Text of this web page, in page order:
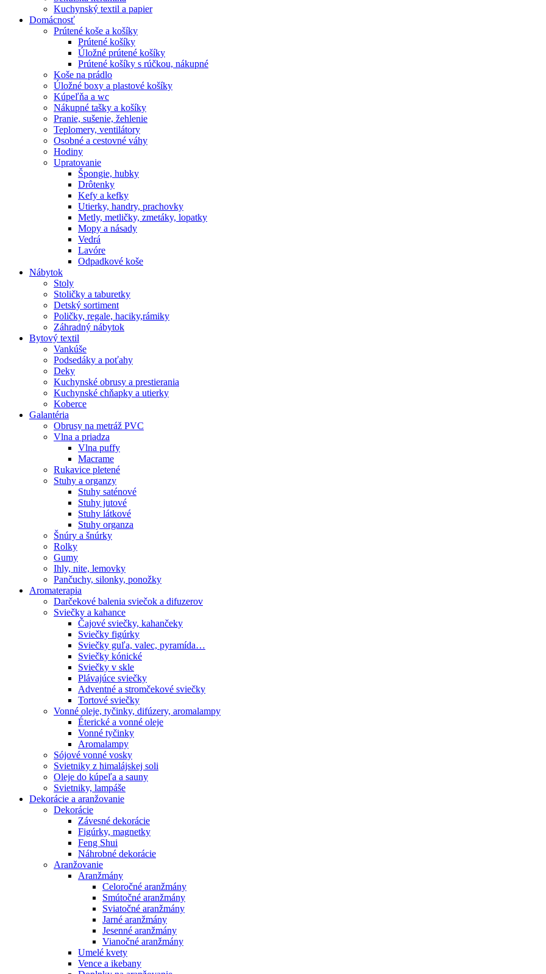
Kuchynský textil a papier
Domácnosť
Prútené koše a košíky
Prútené košíky
Úložné prútené košíky
Prútené košíky s rúčkou, nákupné
Koše na prádlo
Úložné boxy a plastové košíky
Kúpeľňa a wc
Nákupné tašky a košíky
Pranie, sušenie, žehlenie
Teplomery, ventilátory
Osobné a cestovné váhy
Hodiny
Upratovanie
Špongie, hubky
Drôtenky
Kefy a kefky
Utierky, handry, prachovky
Metly, metličky, zmetáky, lopatky
Mopy a násady
Vedrá
Lavóre
Odpadkové koše
Nábytok
Stoly
Stoličky a taburetky
Detský sortiment
Poličky, regale, haciky,rámiky
Záhradný nábytok
Bytový textil
Vankúše
Podsedáky a poťahy
Deky
Kuchynské obrusy a prestierania
Kuchynské chňapky a utierky
Koberce
Galantéria
Obrusy na metráž PVC
Vlna a priadza
Vlna puffy
Macrame
Rukavice pletené
Stuhy a organzy
Stuhy saténové
Stuhy jutové
Stuhy látkové
Stuhy organza
Šnúry a šnúrky
Rolky
Gumy
Ihly, nite, lemovky
Pančuchy, silonky, ponožky
Aromaterapia
Darčekové balenia sviečok a difuzerov
Sviečky a kahance
Čajové sviečky, kahančeky
Sviečky figúrky
Sviečky guľa, valec, pyramída…
Sviečky kónické
Sviečky v skle
Plávajúce sviečky
Adventné a stromčekové sviečky
Tortové sviečky
Vonné oleje, tyčinky, difúzery, aromalampy
Éterické a vonné oleje
Vonné tyčinky
Aromalampy
Sójové vonné vosky
Svietniky z himalájskej soli
Oleje do kúpeľa a sauny
Svietniky, lampáše
Dekorácie a aranžovanie
Dekorácie
Závesné dekorácie
Figúrky, magnetky
Feng Shui
Náhrobné dekorácie
Aranžovanie
Aranžmány
Celoročné aranžmány
Smútočné aranžmány
Sviatočné aranžmány
Jarné aranžmány
Jesenné aranžmány
Vianočné aranžmány
Umelé kvety
Vence a ikebany